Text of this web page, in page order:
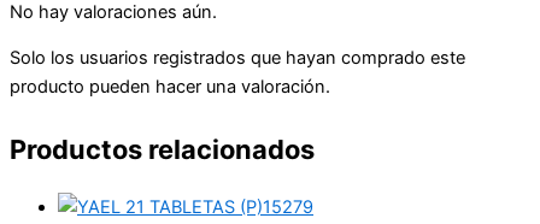
No hay valoraciones aún.
Solo los usuarios registrados que hayan comprado este
producto pueden hacer una valoración.
Productos relacionados